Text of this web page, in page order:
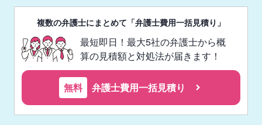
複数の弁護士にまとめて「弁護士費用一括見積り」
最短即日！最大5社の弁護士から概
算の見積額と対処法が届きます！
無料 弁護士費用一括見積り